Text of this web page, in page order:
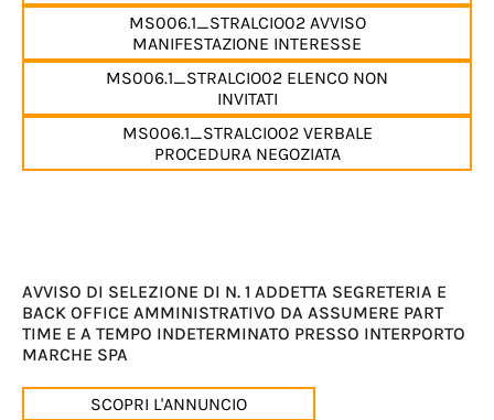
MS006.1_STRALCIO02 AVVISO
MANIFESTAZIONE INTERESSE
MS006.1_STRALCIO02 ELENCO NON
INVITATI
MS006.1_STRALCIO02 VERBALE
PROCEDURA NEGOZIATA
AVVISO DI SELEZIONE DI N. 1 ADDETTA SEGRETERIA E
BACK OFFICE AMMINISTRATIVO DA ASSUMERE PART
TIME E A TEMPO INDETERMINATO PRESSO INTERPORTO
MARCHE SPA
SCOPRI L'ANNUNCIO